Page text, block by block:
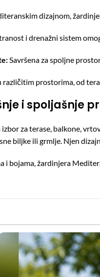
dizajnom,
i drenažni sistem
Savršena za spoljne
različitim prostorima, od
i spoljašnje
za terase, balkone,
biljke ili grmlje. Njen
i bojama, žardinjera